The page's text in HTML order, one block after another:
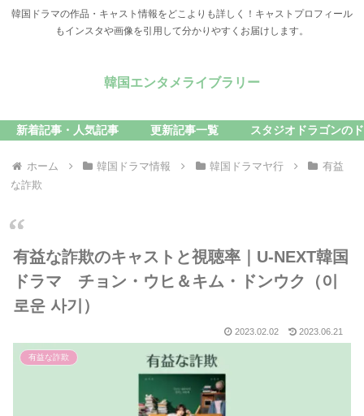
韓国ドラマの作品・キャスト情報をどこよりも詳しく！キャストプロフィール
もインスタや画像を引用して分かりやすくお届けします。
韓国エンタメライブラリー
新着記事・人気記事 更新記事一覧 スタジオドラゴンの
ホーム 韓国ドラマ情報 韓国ドラマヤ行
有益
な詐欺
有益な詐欺のキャストと視聴率｜U-NEXT韓国
ドラマ チョン・ウヒ＆キム・ドンウク（이
로운 사기）
2023.02.02 2023.06.21
有益な詐欺